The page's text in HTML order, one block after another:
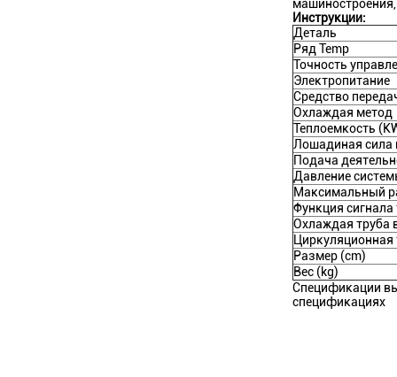
машиностроения,
Инструкции:
Деталь
Ряд Temp
Точность
Электропитание
Средство
Охлаждая метод
Теплоемкость
Лошадиная сила
Подача
Давление
Максимальный
Функция сигнала
Охлаждая труба
Размер (cm)
Вес (kg)
Спецификации
спецификациях